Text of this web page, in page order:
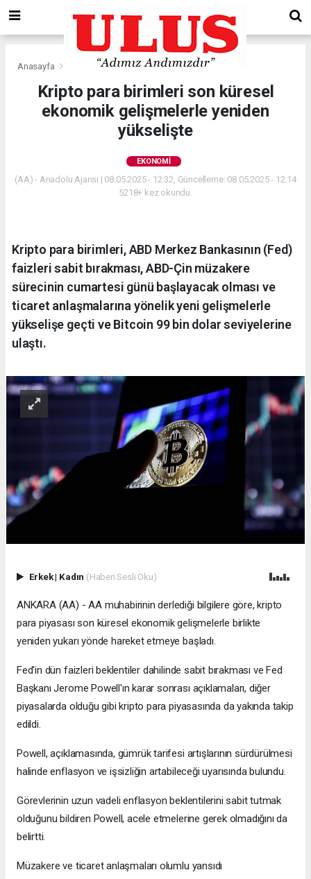
Anasayfa Ekonomi
Kripto para birimleri son küresel
ekonomik gelişmelerle yeniden
yükselişte
EKONOMI
(AA) - Anadolu Ajansı | 08.05.2025 - 12:32, Güncelleme: 08.05.2025 - 12:14
5218+ kez okundu.
Kripto para birimleri, ABD Merkez Bankasının (Fed)
faizleri sabit bırakması, ABD-Çin müzakere
sürecinin cumartesi günü başlayacak olması ve
ticaret anlaşmalarına yönelik yeni gelişmelerle
yükselişe geçti ve Bitcoin 99 bin dolar seviyelerine
ulaştı.
Erkek| Kadın (Haberi Sesli Oku)
ANKARA (AA) - AA muhabirinin derlediği bilgilere göre, kripto
para piyasası son küresel ekonomik gelişmelerle birlikte
yeniden yukarı yönde hareket etmeye başladı.
Fed'in dün faizleri beklentiler dahilinde sabit bırakması ve Fed
Başkanı Jerome Powell'ın karar sonrası açıklamaları, diğer
piyasalarda olduğu gibi kripto para piyasasında da yakında takip
edildi.
Powell, açıklamasında, gümrük tarifesi artışlarının sürdürülmesi
halinde enflasyon ve işsizliğin artabileceği uyarısında bulundu.
Görevlerinin uzun vadeli enflasyon beklentilerini sabit tutmak
olduğunu bildiren Powell, acele etmelerine gerek olmadığını da
belirtti.
Müzakere ve ticaret anlaşmaları olumlu yansıdı